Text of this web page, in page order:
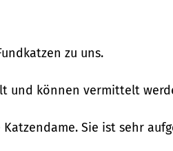
zu uns.
und können vermittelt
Sie ist sehr